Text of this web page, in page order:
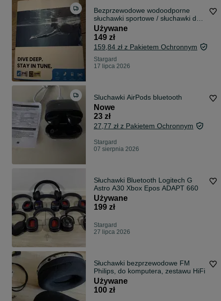
Bezprzewodowe wodoodporne
słuchawki sportowe / słuchawki do
pływania
Używane
149 zł
159,84 zł z Pakietem Ochronnym
Stargard
17 lipca 2026
Sluchawki AirPods bluetooth
Nowe
23 zł
27,77 zł z Pakietem Ochronnym
Stargard
07 sierpnia 2026
Słuchawki Bluetooth Logitech G
Astro A30 Xbox Epos ADAPT 660
Używane
199 zł
Stargard
27 lipca 2026
Słuchawki bezprzewodowe FM
Philips, do komputera, zestawu HiFi
Używane
100 zł